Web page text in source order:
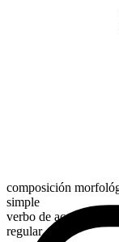
composición
simple
verbo de acción
regular